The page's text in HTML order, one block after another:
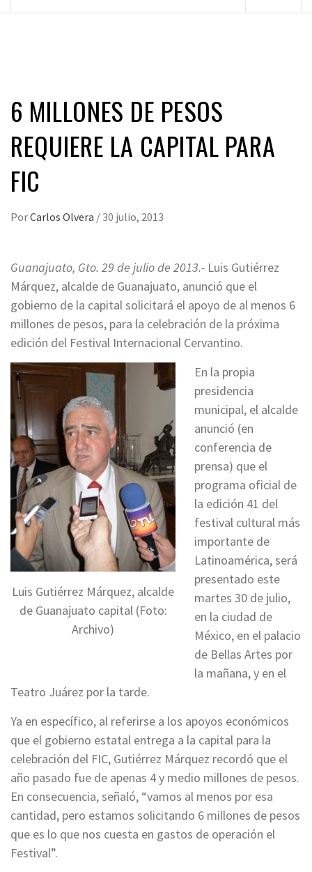
6 MILLONES DE PESOS
REQUIERE LA CAPITAL PARA
FIC
PorCarlos Olvera / 30 julio, 2013
Guanajuato, Gto. 29 de julio de 2013.- Luis Gutiérrez
Márquez, alcalde de Guanajuato, anunció que el
gobierno de la capital solicitará el apoyo de al menos 6
millones de pesos, para la celebración de la próxima
edición del Festival Internacional Cervantino.
Luis Gutiérrez Márquez, alcalde
de Guanajuato capital (Foto:
Archivo)
En la propia
presidencia
municipal, el alcalde
anunció (en
conferencia de
prensa) que el
programa oficial de
la edición 41 del
festival cultural más
importante de
Latinoamérica, será
presentado este
martes 30 de julio,
en la ciudad de
México, en el palacio
de Bellas Artes por
la mañana, y en el
Teatro Juárez por la tarde.
Ya en específico, al referirse a los apoyos económicos
que el gobierno estatal entrega a la capital para la
celebración del FIC, Gutiérrez Márquez recordó que el
año pasado fue de apenas 4 y medio millones de pesos.
En consecuencia, señaló, “vamos al menos por esa
cantidad, pero estamos solicitando 6 millones de pesos
que es lo que nos cuesta en gastos de operación el
Festival”.